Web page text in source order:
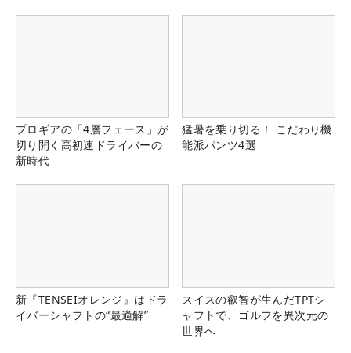
プロギアの「4層フェース」が
切り開く高初速ドライバーの
新時代
猛暑を乗り切る！ こだわり機
能派パンツ4選
新『TENSEIオレンジ』はドラ
イバーシャフトの“最適解”
スイスの叡智が生んだTPTシ
ャフトで、ゴルフを異次元の
世界へ